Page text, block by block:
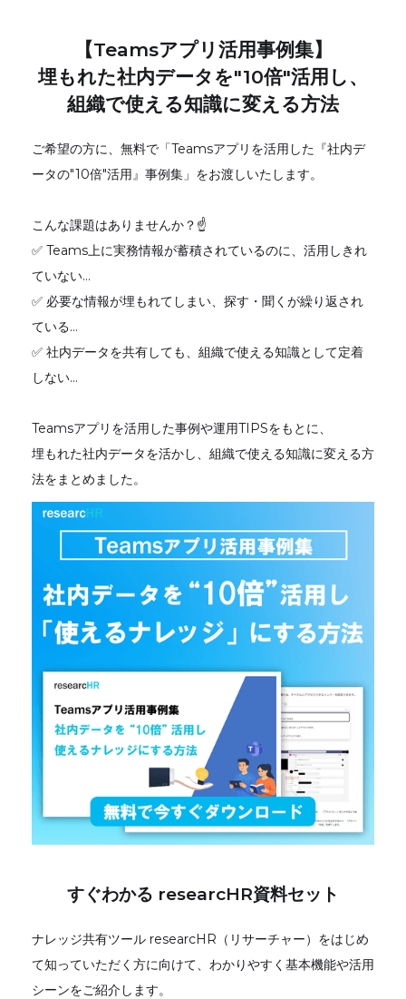
【Teamsアプリ活用事例集】
埋もれた社内データを"10倍"活用し、
組織で使える知識に変える方法
ご希望の方に、無料で「Teamsアプリを活用した『社内デ
ータの"10倍"活用』事例集」をお渡しいたします。
こんな課題はありませんか？☝
✅ Teams上に実務情報が蓄積されているのに、活用しきれ
ていない…
✅ 必要な情報が埋もれてしまい、探す・聞くが繰り返され
ている…
✅ 社内データを共有しても、組織で使える知識として定着
しない…
Teamsアプリを活用した事例や運用TIPSをもとに、
埋もれた社内データを活かし、組織で使える知識に変える方
法をまとめました。
すぐわかる researcHR資料セット
ナレッジ共有ツール researcHR（リサーチャー）をはじめ
て知っていただく方に向けて、わかりやすく基本機能や活用
シーンをご紹介します。